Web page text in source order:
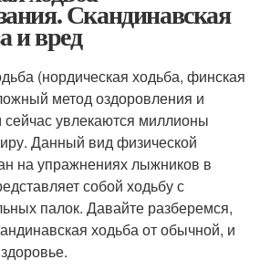
Скандинавская
и вред
(нордическая ходьба, финская
метод оздоровления и
увлекаются миллионы
Данный вид физической
на упражнениях лыжников в
собой ходьбу с
палок. Давайте разберемся,
ходьба от обычной, и